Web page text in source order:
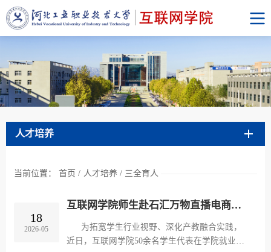
人才培养
当前位置： 首页 / 人才培养 / 三全育人
18
2026-05
互联网学院师生赴石汇万物直播电商基地开展探访研学活动
​ 为拓宽学生行业视野、深化产教融合实践，
近日，互联网学院50余名学生代表在学院就业负